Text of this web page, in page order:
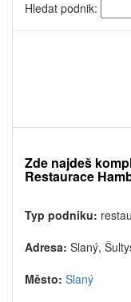
Hledat podnik:
Zde najdeš
Restaurace
Typ podniku:
Adresa: Slaný,
Město: Slaný